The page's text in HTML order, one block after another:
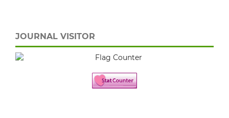
JOURNAL VISITOR